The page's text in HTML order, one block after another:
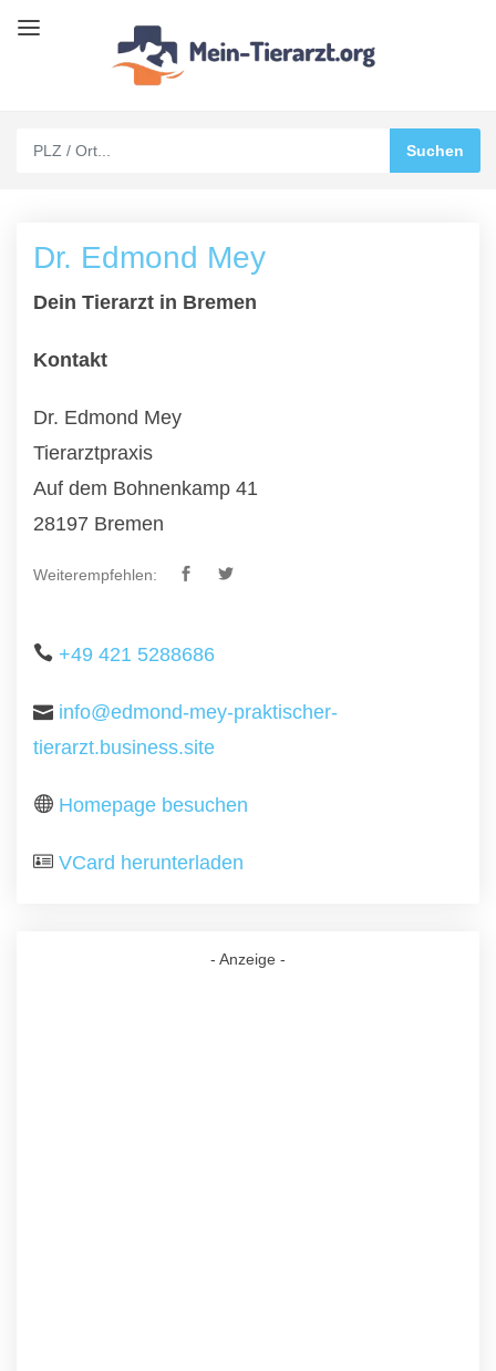
Dr. Edmond Mey
Dein Tierarzt in Bremen
Kontakt
Dr. Edmond Mey
Tierarztpraxis
Auf dem Bohnenkamp 41
28197 Bremen
Weiterempfehlen:
+49 421 5288686
info@edmond-mey-praktischer-
tierarzt.business.site
Homepage besuchen
VCard herunterladen
- Anzeige -